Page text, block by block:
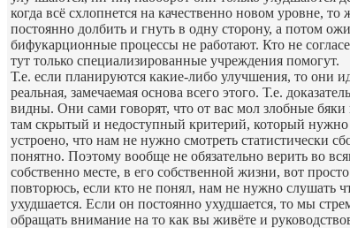
когда всё схлопнется на качественно новом уровне,
постоянно долбить и гнуть в одну сторону, а потом
бифукарционные процессы не работают. Кто не
тут только специализированные учреждения помогут.
Т.е. если планируются какие-либо улучшения, то они
реальная, замечаемая основа всего этого. Т.е.
видны. Они сами говорят, что от вас мол злобные
там скрытый и недоступный критерий, который нужно
устроено, что нам не нужно смотреть статистически
понятно. Поэтому вообще не обязательно верить во
собственно месте, в его собственной жизни, вот
повторюсь, если кто не понял, нам не нужно слушать
ухудшается. Если он постоянно ухудшается, то мы
обращать внимание на то как вы живёте и